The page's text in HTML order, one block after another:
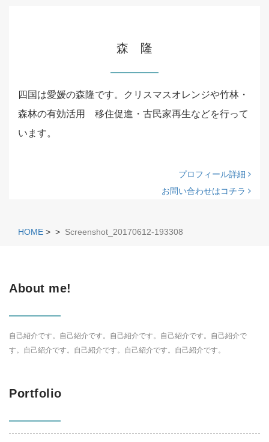
森 隆
四国は愛媛の森隆です。クリスマスオレンジや竹林・
森林の有効活用 移住促進・古民家再生などを行って
います。
プロフィール詳細
お問い合わせはコチラ
HOME > > Screenshot_20170612-193308
About me!
自己紹介です。自己紹介です。自己紹介です。自己紹介です。自己紹介で
す。自己紹介です。自己紹介です。自己紹介です。自己紹介です。
Portfolio